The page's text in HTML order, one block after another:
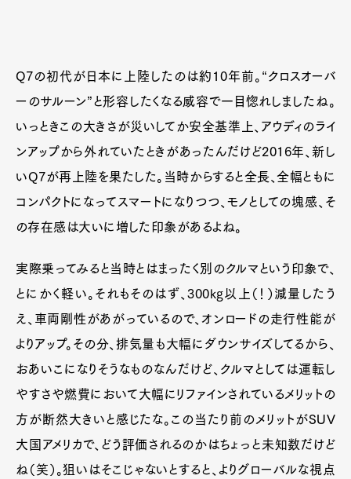
Q7の初代が日本に上陸したのは約10年前。“クロスオーバ
ーのサルーン”と形容したくなる威容で一目惚れしましたね。
いっときこの大きさが災いしてか安全基準上、アウディのライ
ンアップから外れていたときがあったんだけど2016年、新し
いQ7が再上陸を果たした。当時からすると全長、全幅ともに
コンパクトになってスマートになりつつ、モノとしての塊感、そ
の存在感は大いに増した印象があるよね。
実際乗ってみると当時とはまったく別のクルマという印象で、
とにかく軽い。それもそのはず、300kg以上（！）減量したう
え、車両剛性があがっているので、オンロードの走行性能が
よりアップ。その分、排気量も大幅にダウンサイズしてるから、
おあいこになりそうなものなんだけど、クルマとしては運転し
やすさや燃費において大幅にリファインされているメリットの
方が断然大きいと感じたな。この当たり前のメリットがSUV
大国アメリカで、どう評価されるのかはちょっと未知数だけど
ね（笑）。狙いはそこじゃないとすると、よりグローバルな視点